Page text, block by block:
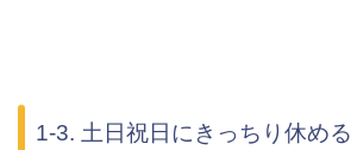
1-3. 土日祝日にきっちり休める